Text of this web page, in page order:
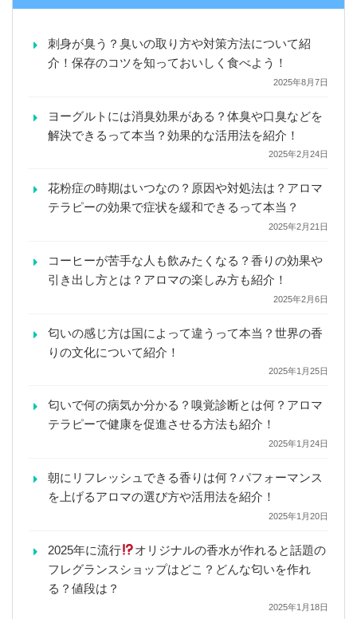
刺身が臭う？臭いの取り方や対策方法について紹
介！保存のコツを知っておいしく食べよう！
2025年8月7日
ヨーグルトには消臭効果がある？体臭や口臭などを
解決できるって本当？効果的な活用法を紹介！
2025年2月24日
花粉症の時期はいつなの？原因や対処法は？アロマ
テラピーの効果で症状を緩和できるって本当？
2025年2月21日
コーヒーが苦手な人も飲みたくなる？香りの効果や
引き出し方とは？アロマの楽しみ方も紹介！
2025年2月6日
匂いの感じ方は国によって違うって本当？世界の香
りの文化について紹介！
2025年1月25日
匂いで何の病気か分かる？嗅覚診断とは何？アロマ
テラピーで健康を促進させる方法も紹介！
2025年1月24日
朝にリフレッシュできる香りは何？パフォーマンス
を上げるアロマの選び方や活用法を紹介！
2025年1月20日
2025年に流行
オリジナルの香水が作れると話題の
フレグランスショップはどこ？どんな匂いを作れ
る？値段は？
2025年1月18日